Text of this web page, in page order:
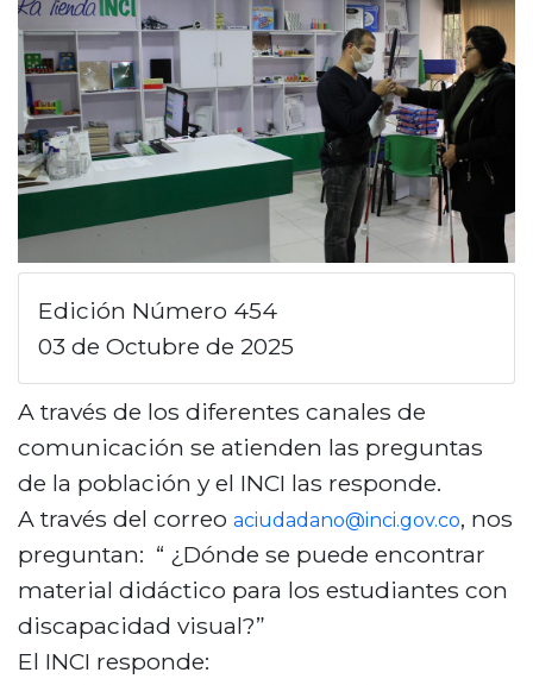
n
c
i
p
a
l
Edición Número 454
03 de Octubre de 2025
A través de los diferentes canales de
comunicación se atienden las preguntas
de la población y el INCI las responde.
A través del correo aciudadano@inci.gov.co, nos
preguntan: “ ¿Dónde se puede encontrar
material didáctico para los estudiantes con
discapacidad visual?”
El INCI responde: